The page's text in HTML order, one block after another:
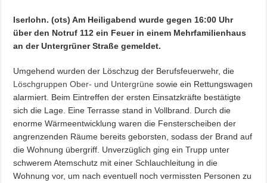
Iserlohn. (ots) Am Heiligabend wurde gegen 16:00 Uhr
über den Notruf 112 ein Feuer in einem Mehrfamilienhaus
an der Untergrüner Straße gemeldet.
Umgehend wurden der Löschzug der Berufsfeuerwehr, die
Löschgruppen Ober- und Untergrüne sowie ein Rettungswagen
alarmiert. Beim Eintreffen der ersten Einsatzkräfte bestätigte
sich die Lage. Eine Terrasse stand in Vollbrand. Durch die
enorme Wärmeentwicklung waren die Fensterscheiben der
angrenzenden Räume bereits geborsten, sodass der Brand auf
die Wohnung übergriff. Unverzüglich ging ein Trupp unter
schwerem Atemschutz mit einer Schlauchleitung in die
Wohnung vor, um nach eventuell noch vermissten Personen zu